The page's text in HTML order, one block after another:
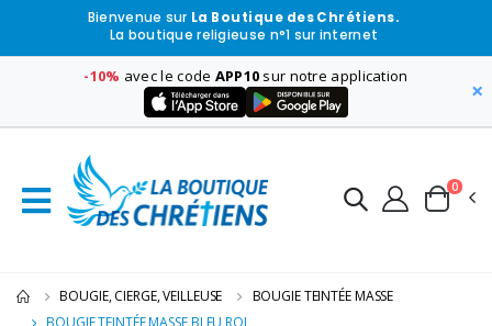
Bienvenue sur La Boutique des Chrétiens.
La boutique religieuse n°1 sur internet
-10% avec le code APP10 sur notre application
×
0
BOUGIE, CIERGE, VEILLEUSE
BOUGIE TEINTÉE MASSE